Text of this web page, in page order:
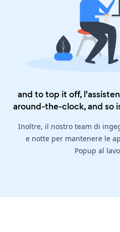
and to top it off,
around-the-clock, and so
Inoltre, il nostro team di
e notte per mantenere le
Popup al